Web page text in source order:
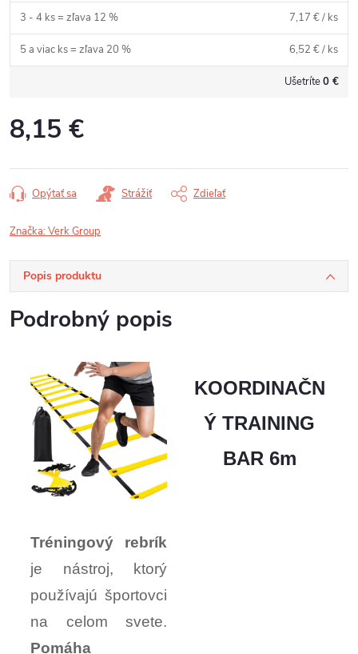
3 - 4 ks = zľava 12 % 7,17 €/ ks
5 a viac ks = zľava 20 % 6,52 €/ ks
Ušetríte0 €
8,15 €
cena:
Opýtať sa Strážiť Zdieľať
Značka:Verk Group
Popis produktu
Podrobný popis
KOORDINAČN
Ý TRAINING
BAR 6m
Tréningový rebrík
je nástroj, ktorý
používajú športovci
na celom svete.
Pomáha